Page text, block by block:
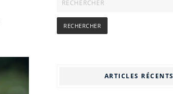
ARTICLES RÉCENTS